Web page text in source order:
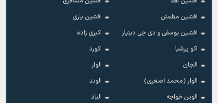
افشین مطمئن
افشین یاری
افشین یوسفی و دی جی دینیار
اکبری زاده
اکو پرشیا
اکورد
الجان
الوار
الوار (محمد اصغری)
الوند
الوین خواجه
الیاد